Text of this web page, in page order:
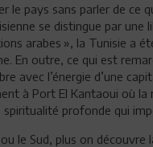
le pays sans parler de
se distingue par une
arabes », la Tunisie a
En outre, ce qui est
avec l’énergie d’une
à Port El Kantaoui où
spiritualité profonde qui
le Sud, plus on